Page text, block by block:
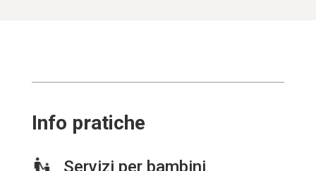
Info pratiche
Servizi per bambini